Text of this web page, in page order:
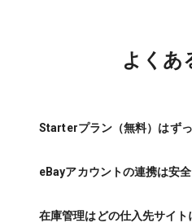
よくあ
Starterプラン（無料）はず
eBayアカウントの連携は安
在庫管理はどの仕入先サイト